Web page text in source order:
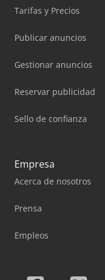
Tarifas y Precios
Publicar anuncios
Gestionar anuncios
Reservar publicidad
Sello de confianza
Empresa
Acerca de nosotros
Prensa
Empleos